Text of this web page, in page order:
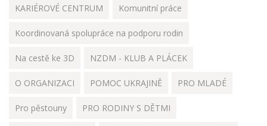
KARIÉROVÉ CENTRUM Komunitní práce
Koordinovaná spolupráce na podporu rodin
Na cestě ke 3D NZDM - KLUB A PLÁCEK
O ORGANIZACI POMOC UKRAJINĚ PRO MLADÉ
Pro pěstouny PRO RODINY S DĚTMI